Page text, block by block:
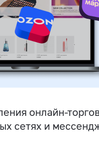
онлайн-
сетях и